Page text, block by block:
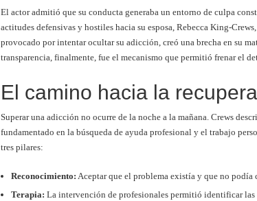
El actor admitió que su conducta generaba un entorno de culpa
actitudes defensivas y hostiles hacia su esposa, Rebecca King-
provocado por intentar ocultar su adicción, creó una brecha en su
transparencia, finalmente, fue el mecanismo que permitió frenar el
El camino hacia la
Superar una adicción no ocurre de la noche a la mañana. Crews
fundamentado en la búsqueda de ayuda profesional y el trabajo
tres pilares:
Reconocimiento: Aceptar que el problema existía y que no podía
Terapia: La intervención de profesionales permitió identificar las